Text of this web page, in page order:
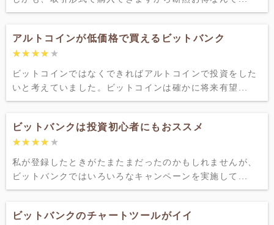
アルトコインが低価格で買えるビットバンク
★★★★★
★★★★★
ビットコインではなくできればアルトコインで投資をした
いと考えていました。ビットコインは確かに将来有望...
ビットバンクは投資初心者にもおススメ
★★★★★
★★★★★
私が登録したときがたまたまだったのかもしれませんが、
ビットバンクではいろいろなキャンペーンを実施して...
ビットバンクのチャートツールがイイ